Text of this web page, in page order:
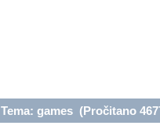
Tema: games (Pročitano